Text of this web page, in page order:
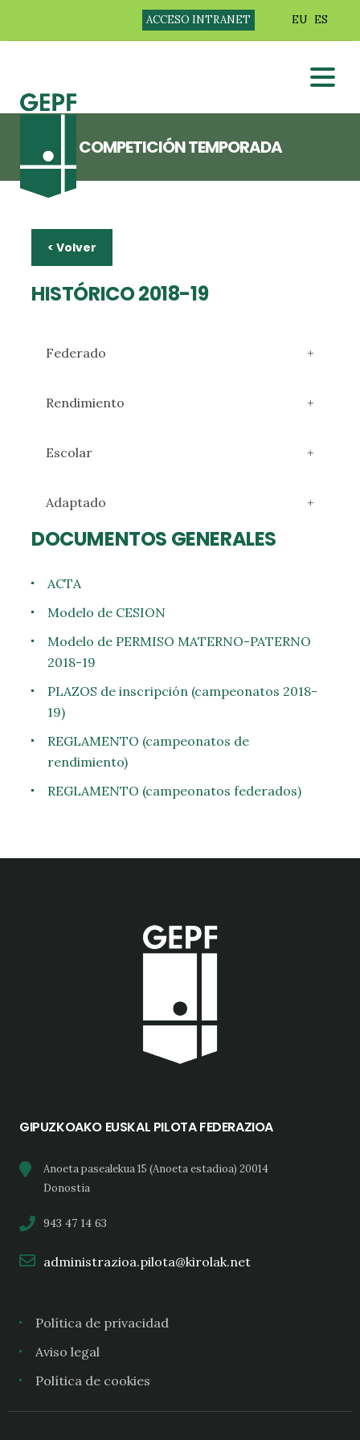
ACCESO INTRANET EU ES
COMPETICIÓN TEMPORADA
< Volver
HISTÓRICO 2018-19
Federado
Rendimiento
Escolar
Adaptado
DOCUMENTOS GENERALES
ACTA
Modelo de CESION
Modelo de PERMISO MATERNO-PATERNO
2018-19
PLAZOS de inscripción (campeonatos 2018-
19)
REGLAMENTO (campeonatos de
rendimiento)
REGLAMENTO (campeonatos federados)
GIPUZKOAKO EUSKAL PILOTA FEDERAZIOA
Anoeta pasealekua 15 (Anoeta estadioa) 20014
Donostia
943 47 14 63
administrazioa.pilota@kirolak.net
Política de privacidad
Aviso legal
Política de cookies